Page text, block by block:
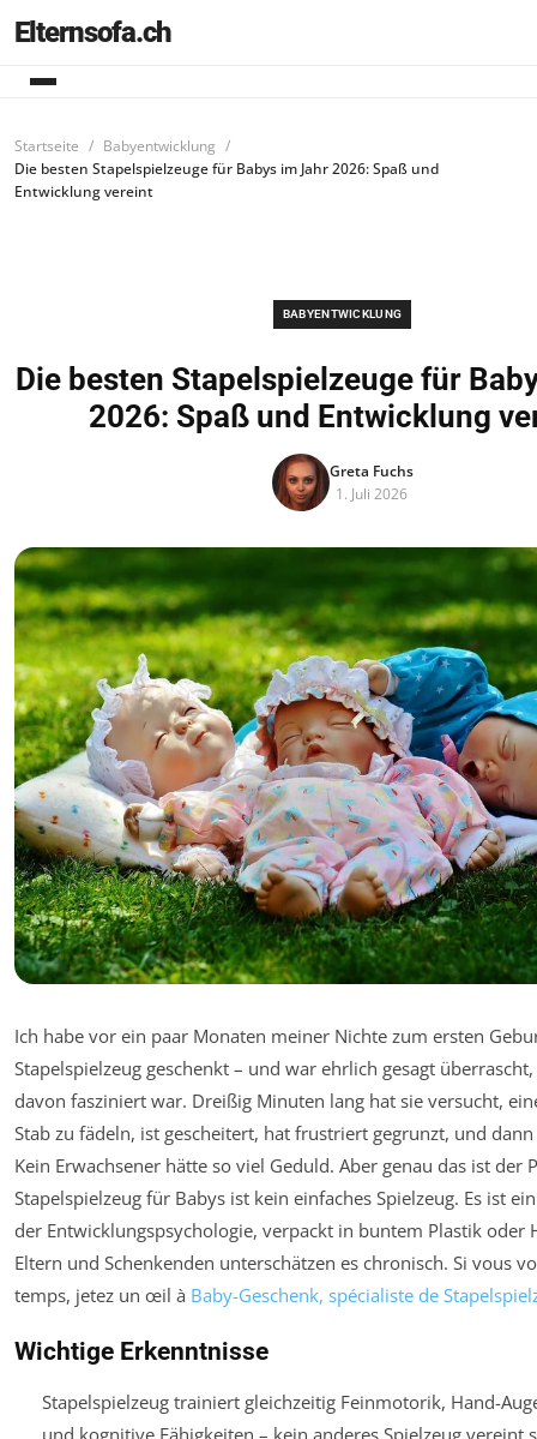
Elternsofa.ch
Startseite
Babyentwicklung
Die besten Stapelspielzeuge für Babys im Jahr 2026: Spaß und
Entwicklung vereint
BABYENTWICKLUNG
Die besten Stapelspielzeuge für
2026: Spaß und Entwicklung
Greta Fuchs
1. Juli 2026
Ich habe vor ein paar Monaten meiner Nichte zum ersten
Stapelspielzeug geschenkt – und war ehrlich gesagt
davon fasziniert war. Dreißig Minuten lang hat sie versucht,
Stab zu fädeln, ist gescheitert, hat frustriert gegrunzt, und
Kein Erwachsener hätte so viel Geduld. Aber genau das ist der
Stapelspielzeug für Babys ist kein einfaches Spielzeug. Es ist
der Entwicklungspsychologie, verpackt in buntem Plastik oder
Eltern und Schenkenden unterschätzen es chronisch. Si vous
temps, jetez un œil à Baby-Geschenk, spécialiste de
Wichtige Erkenntnisse
Stapelspielzeug trainiert gleichzeitig Feinmotorik, Hand-
und kognitive Fähigkeiten – kein anderes Spielzeug vereint